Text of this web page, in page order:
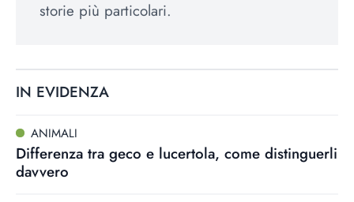
storie più particolari.
IN EVIDENZA
ANIMALI
Differenza tra geco e lucertola, come distinguerli
davvero